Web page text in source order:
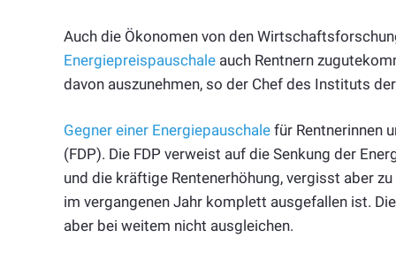
Auch die Ökonomen von den
Energiepreispauschale auch Rentnern
davon auszunehmen, so der Chef des Instituts
Gegner einer Energiepauschale für Rentnerinnen
(FDP). Die FDP verweist auf die Senkung der
und die kräftige Rentenerhöhung, vergisst aber
im vergangenen Jahr komplett ausgefallen ist.
aber bei weitem nicht ausgleichen.